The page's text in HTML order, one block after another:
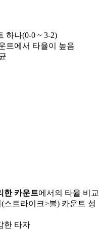
하나(0-0 ~ 3-2)
트에서 타율이 높음
한 카운트에서의 타율 비교
스트라이크>볼) 카운트 성
한 타자